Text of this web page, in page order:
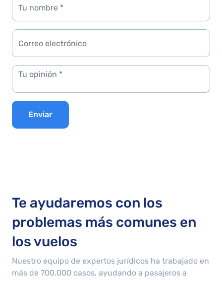
Enviar
Te ayudaremos con los
problemas más comunes en
los vuelos
Nuestro equipo de expertos jurídicos ha trabajado en
más de 700.000 casos, ayudando a pasajeros a